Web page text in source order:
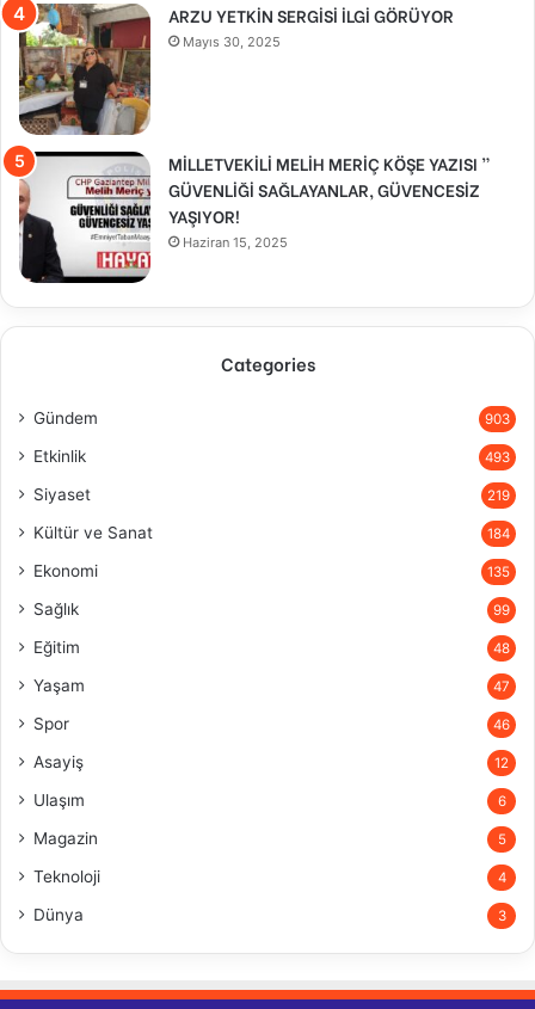
ARZU YETKİN SERGİSİ İLGİ GÖRÜYOR
Mayıs 30, 2025
MİLLETVEKİLİ MELİH MERİÇ KÖŞE YAZISI ”
GÜVENLİĞİ SAĞLAYANLAR, GÜVENCESİZ
YAŞIYOR!
Haziran 15, 2025
Categories
Gündem 903
Etkinlik 493
Siyaset 219
Kültür ve Sanat 184
Ekonomi 135
Sağlık 99
Eğitim 48
Yaşam 47
Spor 46
Asayiş 12
Ulaşım 6
Magazin 5
Teknoloji 4
Dünya 3